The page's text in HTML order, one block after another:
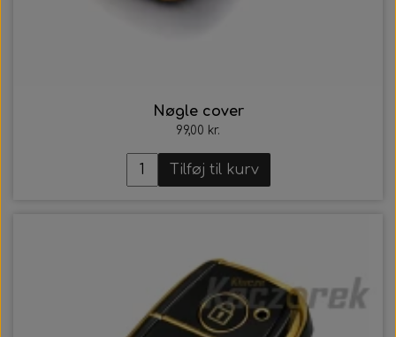
Nøgle cover
99,00 kr.
Tilføj til kurv